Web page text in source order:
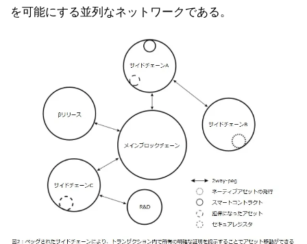
を可能にする並列なネットワークである。